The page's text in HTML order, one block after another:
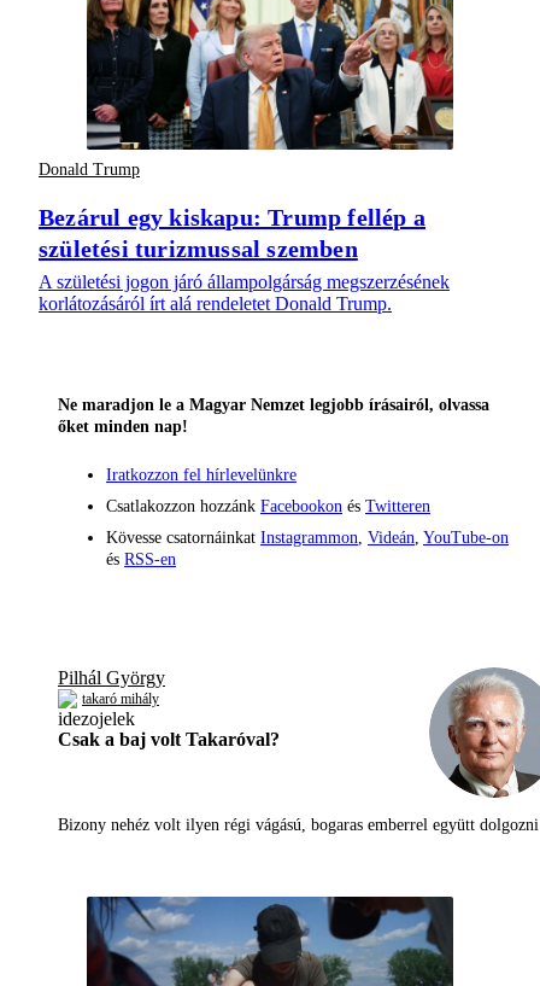
Donald Trump
Bezárul egy kiskapu: Trump fellép a
születési turizmussal szemben
A születési jogon járó állampolgárság megszerzésének
korlátozásáról írt alá rendeletet Donald Trump.
Ne maradjon le a Magyar Nemzet legjobb írásairól, olvassa
őket minden nap!
Iratkozzon fel hírlevelünkre
Csatlakozzon hozzánk Facebookon és Twitteren
Kövesse csatornáinkat Instagrammon Videán YouTube-on
és RSS-en
Pilhál György
takaró mihály
Csak a baj volt Takaróval?
Bizony nehéz volt ilyen régi vágású, bogaras emberrel együtt